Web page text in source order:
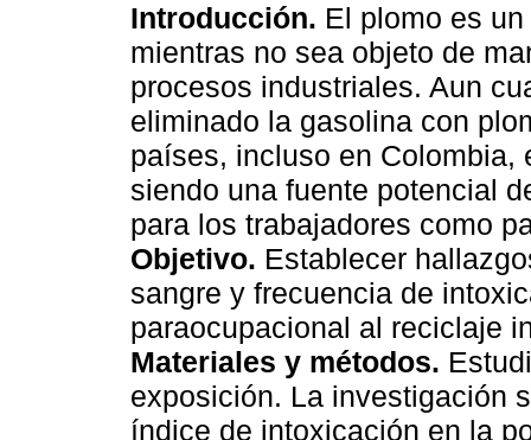
Introducción. El plomo es
mientras no sea objeto de
procesos industriales. Aun
eliminado la gasolina con
países, incluso en Colombia,
siendo una fuente potencial
para los trabajadores como
Objetivo. Establecer
sangre y frecuencia de
paraocupacional al reciclaje
Materiales y métodos.
exposición. La investigación
índice de intoxicación en la